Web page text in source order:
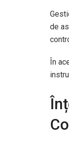
de
În